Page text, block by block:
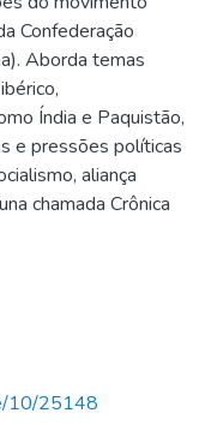
Confederação
Aborda temas
Índia e Paquistão,
e pressões políticas
aliança
chamada Crônica
10/25148